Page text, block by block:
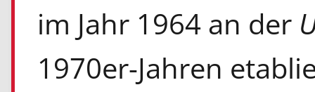
im Jahr 1964 an der
1970er-Jahren